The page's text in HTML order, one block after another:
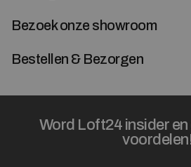
Bezoek onze showroom
Bestellen & Bezorgen
Word Loft24 insider en